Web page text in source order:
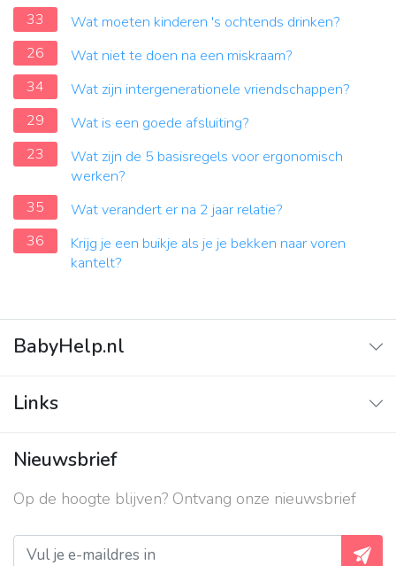
33
Wat moeten kinderen 's ochtends drinken?
26
Wat niet te doen na een miskraam?
34
Wat zijn intergenerationele vriendschappen?
29
Wat is een goede afsluiting?
23
Wat zijn de 5 basisregels voor ergonomisch
werken?
35
Wat verandert er na 2 jaar relatie?
36
Krijg je een buikje als je je bekken naar voren
kantelt?
BabyHelp.nl
Vraag & Antwoord
Links
Contact
Over ons
Privacy beleid
Nieuwsbrief
Op de hoogte blijven? Ontvang onze nieuwsbrief